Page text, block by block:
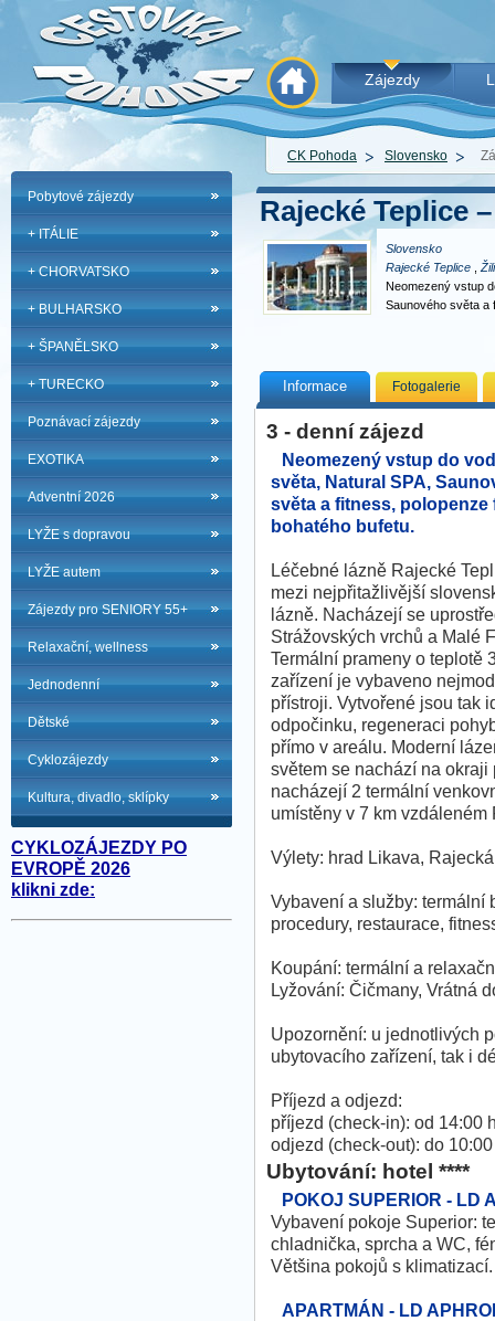
Zájezdy
CK Pohoda Slovensko
Pobytové zájezdy
+ ITÁLIE
+ CHORVATSKO
+ BULHARSKO
+ ŠPANĚLSKO
+ TURECKO
Poznávací zájezdy
EXOTIKA
Adventní 2026
LYŽE s dopravou
LYŽE autem
Zájezdy pro SENIORY 55+
Relaxační, wellness
Jednodenní
Dětské
Cyklozájezdy
Kultura, divadlo, sklípky
CYKLOZÁJEZDY PO
EVROPĚ 2026
klikni zde:
Rajecké Teplice
Slovensko
Rajecké Teplice
Neomezený vstup
Saunového světa
Informace Fotogalerie
3 - denní zájezd
Neomezený vstup do
světa, Natural SPA,
světa a fitness, polopenze
bohatého bufetu.
Léčebné lázně Rajecké
mezi nejpřitažlivější
lázně. Nacházejí se
Strážovských vrchů a Malé
Termální prameny o teplotě
zařízení je vybaveno
přístroji. Vytvořené jsou tak
odpočinku, regeneraci
přímo v areálu. Moderní
světem se nachází na okraji
nacházejí 2 termální
umístěny v 7 km vzdáleném
Výlety: hrad Likava,
Vybavení a služby: termální
procedury, restaurace,
Koupání: termální a
Lyžování: Čičmany, Vrátná
Upozornění: u jednotlivých
ubytovacího zařízení, tak i
Příjezd a odjezd:
příjezd (check-in): od 14:00
odjezd (check-out): do
Ubytování: hotel ****
POKOJ SUPERIOR - LD
Vybavení pokoje Superior:
chladnička, sprcha a WC,
Většina pokojů s
APARTMÁN - LD